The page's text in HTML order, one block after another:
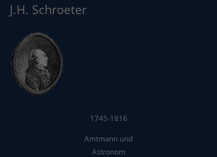
J.H. Schroeter
1745-1816
Amtmann und
Astronom